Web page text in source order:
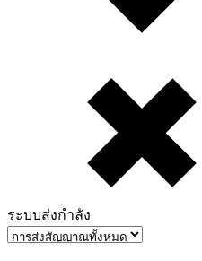
ระบบส่งกำลัง